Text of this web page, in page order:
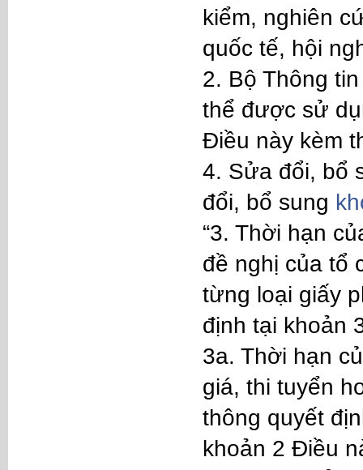
kiểm, nghiên
quốc tế, hội
2. Bộ Thông
thể được sử
Điều này kèm
4. Sửa đổi, bổ
đổi, bổ sung
“3. Thời hạn
đề nghị của tổ
từng loại giấy
định tại khoản
3a. Thời hạn
giá, thi tuyển
thông quyết
khoản 2 Điều